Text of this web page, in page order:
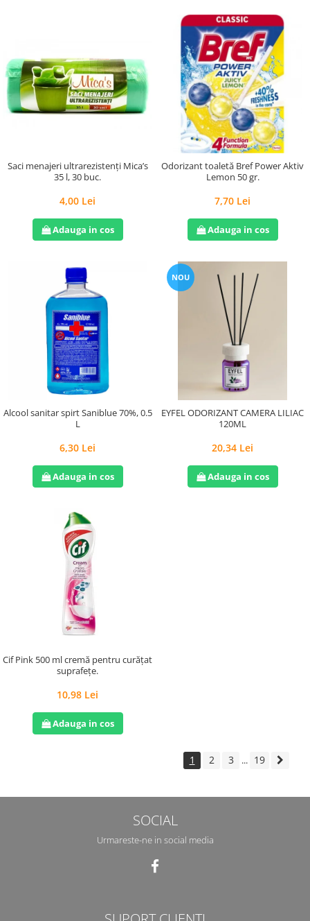
Saci menajeri ultrarezistenți Mica’s
35 l, 30 buc.
4,00 Lei
Adauga in cos
Odorizant toaletă Bref Power Aktiv
Lemon 50 gr.
7,70 Lei
Adauga in cos
Alcool sanitar spirt Saniblue 70%, 0.5
L
6,30 Lei
Adauga in cos
NOU
EYFEL ODORIZANT CAMERA LILIAC
120ML
20,34 Lei
Adauga in cos
Cif Pink 500 ml cremă pentru curățat
suprafețe.
10,98 Lei
Adauga in cos
1 2 3 ... 19
SOCIAL
Urmareste-ne in social media